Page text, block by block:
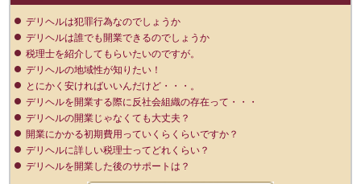
デリヘルは犯罪行為なのでしょうか
デリヘルは誰でも開業できるのでしょうか
税理士を紹介してもらいたいのですが。
デリヘルの地域性が知りたい！
とにかく安ければいいんだけど・・・。
デリヘルを開業する際に反社会組織の存在って・・・
デリヘルの開業じゃなくても大丈夫？
開業にかかる初期費用っていくらくらいですか？
デリヘルに詳しい税理士ってどれくらい？
デリヘルを開業した後のサポートは？